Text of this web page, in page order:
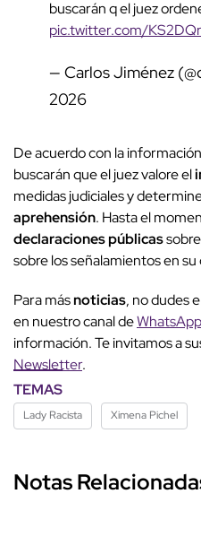
buscarán q el juez
pic.twitter.com/
— Carlos Jiménez
2026
De acuerdo con la
buscarán que el juez valore el
medidas judiciales y
aprehensión. Hasta el
declaraciones públicas
sobre los señalamientos en
Para másnoticias, no dudes
en nuestro canal deWhatsApp
información. Te invitamos a
Newsletter.
TEMAS
Lady Racista Ximena Pichel
Notas